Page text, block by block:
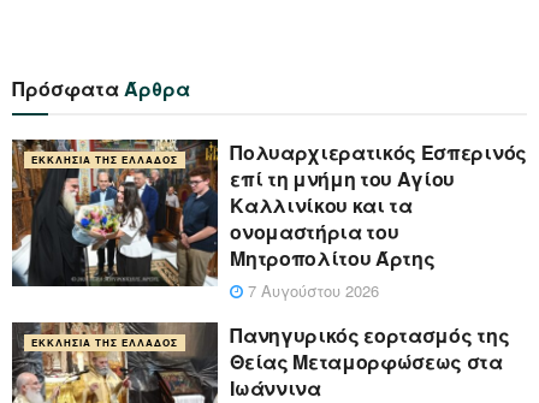
ΠρόσφαταΆρθρα
ΕΚΚΛΗΣΊΑ ΤΗΣ ΕΛΛΆΔΟΣ
Πολυαρχιερατικός Εσπερινός
επί τη μνήμη του Αγίου
Καλλινίκου και τα
ονομαστήρια του
Μητροπολίτου Άρτης
7 Αυγούστου 2026
ΕΚΚΛΗΣΊΑ ΤΗΣ ΕΛΛΆΔΟΣ
Πανηγυρικός εορτασμός της
Θείας Μεταμορφώσεως στα
Ιωάννινα